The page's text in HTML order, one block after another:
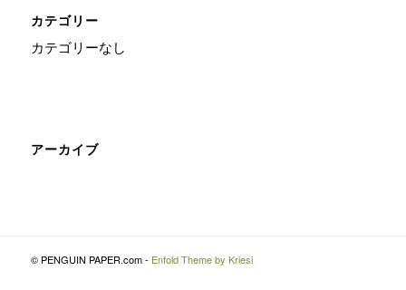
カテゴリー
カテゴリーなし
アーカイブ
© PENGUIN PAPER.com - Enfold Theme by Kriesi